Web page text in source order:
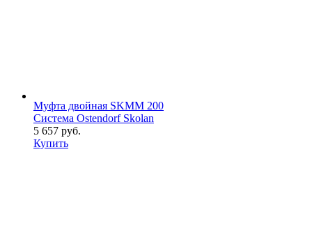
Муфта двойная SKMM 200
Система Ostendorf Skolan
5 657 руб.
Купить